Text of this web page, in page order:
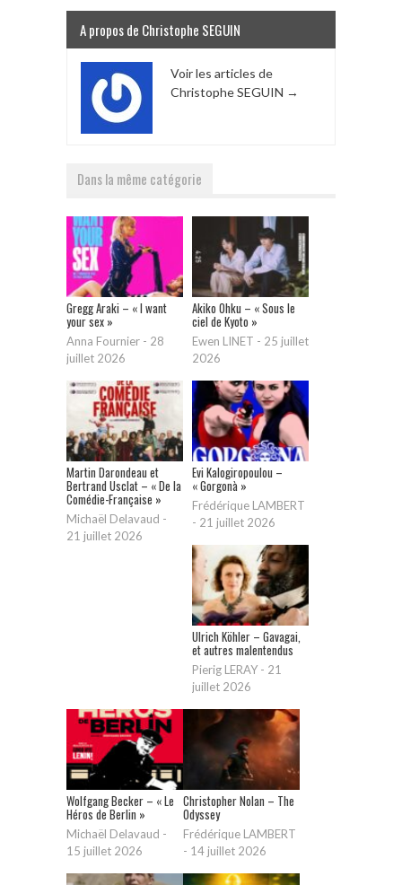
A propos de Christophe SEGUIN
Voir les articles de
Christophe SEGUIN →
Dans la même catégorie
Gregg Araki – « I want
your sex »
Anna Fournier - 28
juillet 2026
Akiko Ohku – « Sous le
ciel de Kyoto »
Ewen LINET - 25 juillet
2026
Martin Darondeau et
Bertrand Usclat – « De la
Comédie-Française »
Michaël Delavaud -
21 juillet 2026
Evi Kalogiropoulou –
« Gorgonà »
Frédérique LAMBERT
- 21 juillet 2026
Ulrich Köhler – Gavagai,
et autres malentendus
Pierig LERAY - 21
juillet 2026
Wolfgang Becker – « Le
Héros de Berlin »
Michaël Delavaud -
15 juillet 2026
Christopher Nolan – The
Odyssey
Frédérique LAMBERT
- 14 juillet 2026